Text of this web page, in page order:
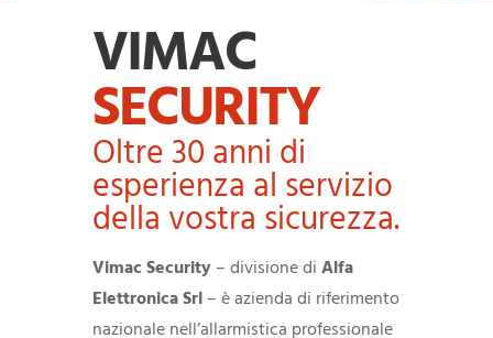
VIMAC
SECURITY
Oltre 30 anni di
esperienza al servizio
della vostra sicurezza.
Vimac Security– divisione diAlfa
Elettronica Srl– è azienda di riferimento
nazionale nell’allarmistica professionale